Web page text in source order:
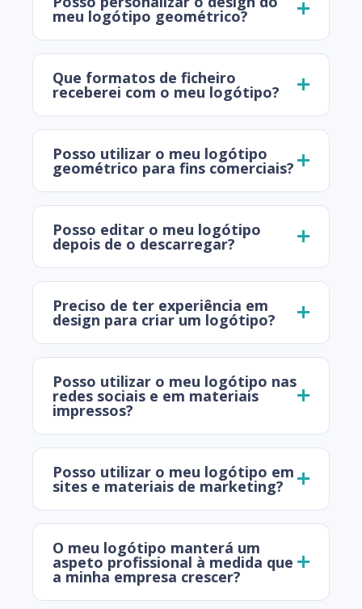
meu logótipo geométrico?
Que formatos de ficheiro
receberei com o meu logótipo?
Posso utilizar o meu logótipo
geométrico para fins comerciais?
Posso editar o meu logótipo
depois de o descarregar?
Preciso de ter experiência em
design para criar um logótipo?
Posso utilizar o meu logótipo nas
redes sociais e em materiais
impressos?
Posso utilizar o meu logótipo em
sites e materiais de marketing?
O meu logótipo manterá um
aspeto profissional à medida que
a minha empresa crescer?